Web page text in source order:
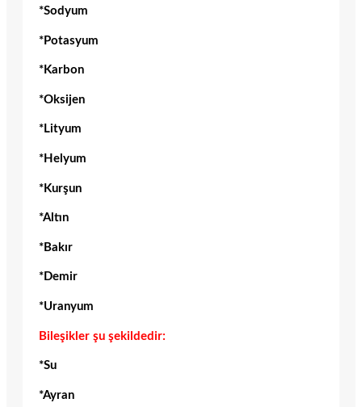
*Sodyum
*Potasyum
*Karbon
*Oksijen
*Lityum
*Helyum
*Kurşun
*Altın
*Bakır
*Demir
*Uranyum
Bileşikler şu şekildedir:
*Su
*Ayran